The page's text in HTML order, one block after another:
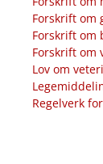
Forskrift
Forskrift om
Forskrift om
Lov om
Regelverk